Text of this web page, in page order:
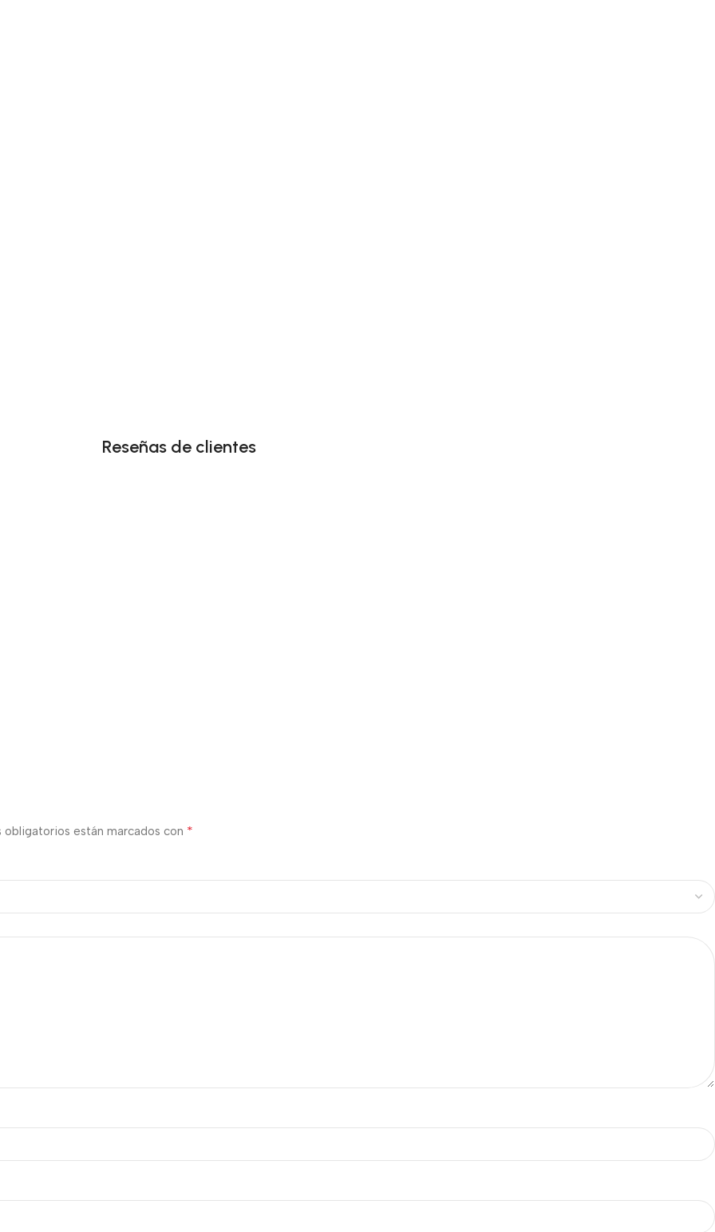
Reseñas de clientes
obligatorios están marcados con *